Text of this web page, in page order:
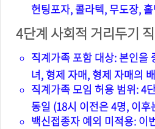
헌팅포자, 콜라텍, 무도장,
4단계 사회적 거리두기
직계가족 포함 대상: 본인을
녀, 형제 자매, 형제 자매의
직계가족 모임 허용 범위: 4
동일 (18시 이전은 4명, 이
백신접종자 예외 미적용: 이